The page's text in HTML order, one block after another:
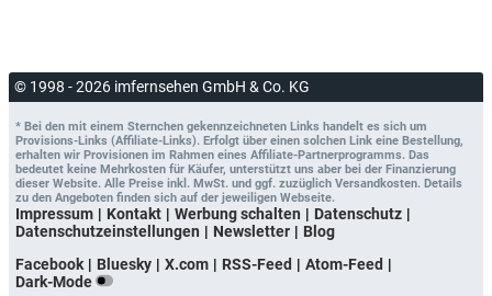
© 1998 - 2026 imfernsehen GmbH & Co. KG
* Bei den mit einem Sternchen gekennzeichneten Links handelt es sich um
Provisions-Links (Affiliate-Links). Erfolgt über einen solchen Link eine Bestellung,
erhalten wir Provisionen im Rahmen eines Affiliate-Partnerprogramms. Das
bedeutet keine Mehrkosten für Käufer, unterstützt uns aber bei der Finanzierung
dieser Website. Alle Preise inkl. MwSt. und ggf. zuzüglich Versandkosten. Details
zu den Angeboten finden sich auf der jeweiligen Webseite.
Impressum Kontakt Werbung schalten
Datenschutz
Datenschutzeinstellungen
Newsletter
Blog
Facebook
Bluesky X.com RSS-Feed
Atom-Feed
Dark-Mode